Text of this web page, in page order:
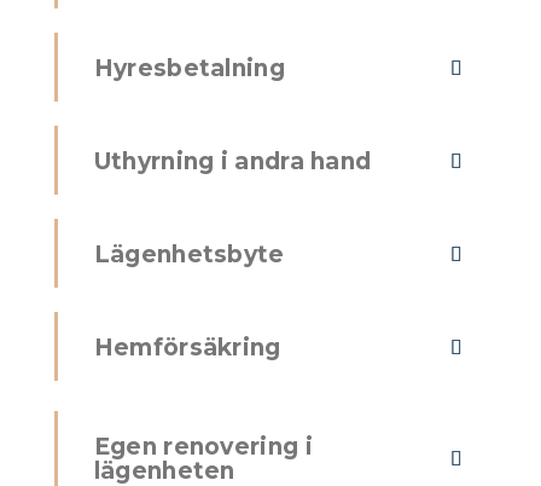
Hyresbetalning
Uthyrning i andra hand
Lägenhetsbyte
Hemförsäkring
Egen renovering i
lägenheten